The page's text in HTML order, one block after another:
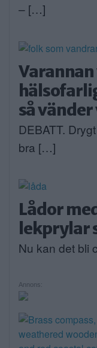
– […]
så
DEBATT.
bra […]
Lådor
lekprylar
Nu kan det bli
Annons: